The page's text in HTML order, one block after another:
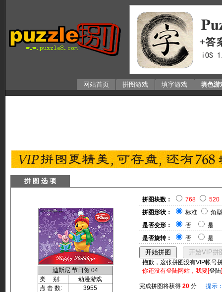
网站首页 拼图游戏 填字游戏 填色游
拼 图 选 项
迪斯尼 节日贺 04
类 别:
动漫游戏
点 击 数:
3955
拼图块数： 768
520
拼图形状：
标准
角型
是否变形：
否
是
是否旋转：
否 是
抱歉，这张拼图没有VIP帐号
你还没有登陆网站，我要[登陆
完成拼图将获得 20 分 提示